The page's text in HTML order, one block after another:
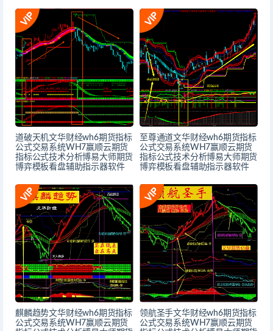
道破天机文华财经wh6期货指标
公式交易系统WH7赢顺云期货
指标公式技术分析博易大师期货
博弈模板看盘辅助指示器软件
至尊通道文华财经wh6期货指标
公式交易系统WH7赢顺云期货
指标公式技术分析博易大师期货
博弈模板看盘辅助指示器软件
麒麟趋势文华财经wh6期货指标
公式交易系统WH7赢顺云期货
领航圣手文华财经wh6期货指标
公式交易系统WH7赢顺云期货